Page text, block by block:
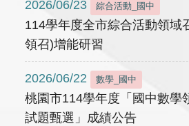
2026/06/23 綜合活動_國中
114學年度全市綜合活動領域
領召)增能研習
2026/06/22 數學_國中
桃園市114學年度「國中數學
試題甄選」成績公告